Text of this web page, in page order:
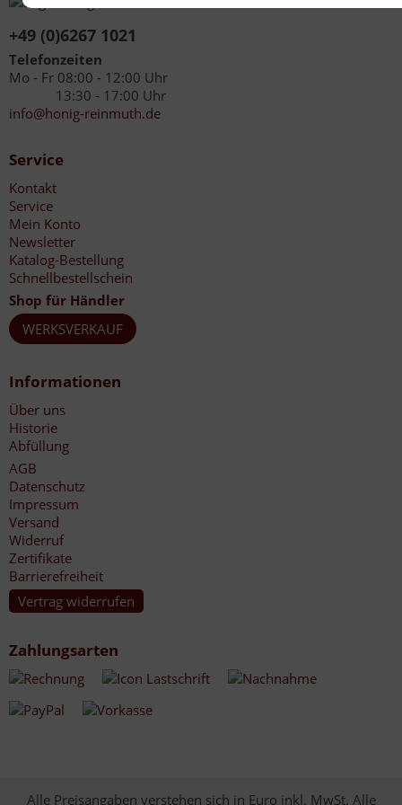
+49 (0)6267 1021
Telefonzeiten
Mo - Fr 08:00 - 12:00 Uhr
13:30 - 17:00 Uhr
info@honig-reinmuth.de
Service
Kontakt
Service
Mein Konto
Newsletter
Katalog-Bestellung
Schnellbestellschein
Shop für Händler
WERKSVERKAUF
Informationen
Über uns
Historie
Abfüllung
AGB
Datenschutz
Impressum
Versand
Widerruf
Zertifikate
Barrierefreiheit
Vertrag widerrufen
Zahlungsarten
Alle Preisangaben verstehen sich in Euro inkl. MwSt. Alle